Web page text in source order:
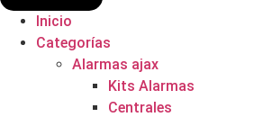
Inicio
Categorías
Alarmas ajax
Kits Alarmas
Centrales